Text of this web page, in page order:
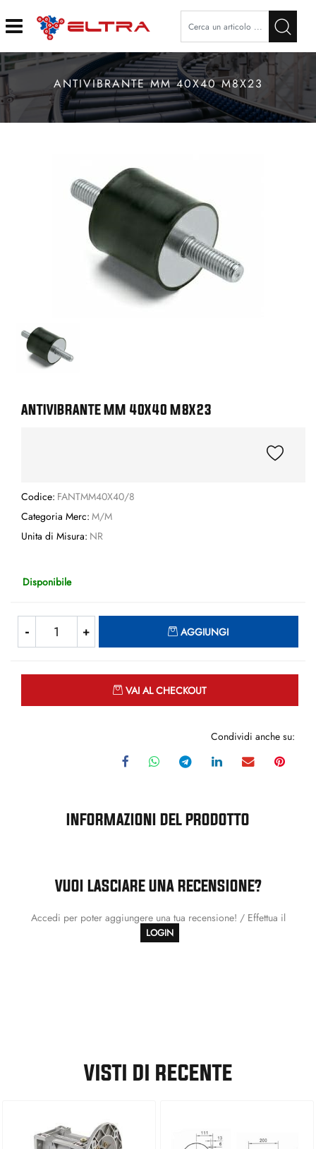
Open
ANTIVIBRANTE MM 40X40 M8X23
ANTIVIBRANTE MM 40X40 M8X23
Codice: FANTMM40X40/8
Categoria Merc: M/M
Unita di Misura: NR
Disponibile
AGGIUNGI
VAI AL CHECKOUT
Condividi anche su:
INFORMAZIONI DEL PRODOTTO
VUOI LASCIARE UNA RECENSIONE?
Accedi per poter aggiungere una tua recensione! / Effettua il
LOGIN
VISTI DI RECENTE